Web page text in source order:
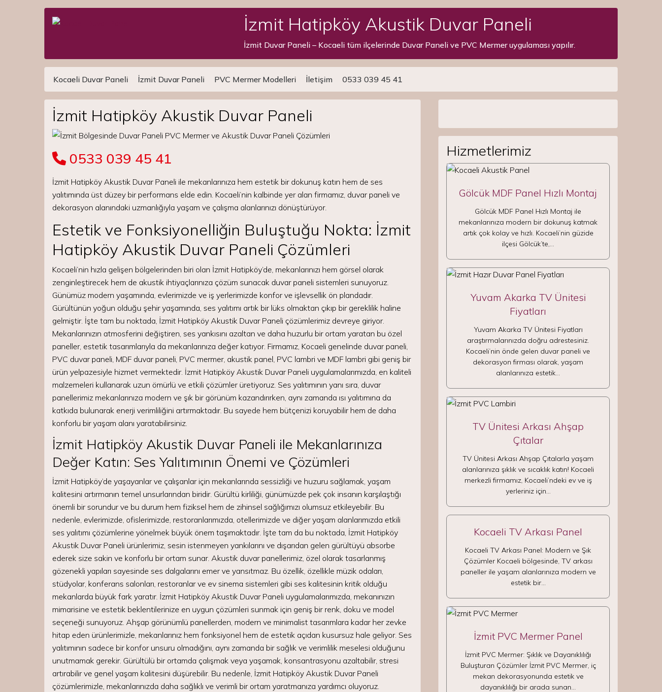
İzmit Hatipköy Akustik Duvar Paneli
İzmit Duvar Paneli – Kocaeli tüm ilçelerinde Duvar Paneli ve PVC Mermer uygulaması yapılır.
Main Navigation
Kocaeli Duvar Paneli İzmit Duvar Paneli PVC Mermer Modelleri İletişim 0533 039 45 41
İzmit Hatipköy Akustik Duvar Paneli
0533 039 45 41
İzmit Hatipköy Akustik Duvar Paneli ile mekanlarınıza hem estetik bir dokunuş katın hem de ses
yalıtımında üst düzey bir performans elde edin. Kocaeli’nin kalbinde yer alan firmamız, duvar paneli ve
dekorasyon alanındaki uzmanlığıyla yaşam ve çalışma alanlarınızı dönüştürüyor.
Estetik ve Fonksiyonelliğin Buluştuğu Nokta: İzmit
Hatipköy Akustik Duvar Paneli Çözümleri
Kocaeli’nin hızla gelişen bölgelerinden biri olan İzmit Hatipköy’de, mekanlarınızı hem görsel olarak
zenginleştirecek hem de akustik ihtiyaçlarınıza çözüm sunacak duvar paneli sistemleri sunuyoruz.
Günümüz modern yaşamında, evlerimizde ve iş yerlerimizde konfor ve işlevsellik ön plandadır.
Gürültünün yoğun olduğu şehir yaşamında, ses yalıtımı artık bir lüks olmaktan çıkıp bir gereklilik haline
gelmiştir. İşte tam bu noktada, İzmit Hatipköy Akustik Duvar Paneli çözümlerimiz devreye giriyor.
Mekanlarınızın atmosferini değiştiren, ses yankısını azaltan ve daha huzurlu bir ortam yaratan bu özel
paneller, estetik tasarımlarıyla da mekanlarınıza değer katıyor. Firmamız, Kocaeli genelinde duvar paneli,
PVC duvar paneli, MDF duvar paneli, PVC mermer, akustik panel, PVC lambri ve MDF lambri gibi geniş bir
ürün yelpazesiyle hizmet vermektedir. İzmit Hatipköy Akustik Duvar Paneli uygulamalarımızda, en kaliteli
malzemeleri kullanarak uzun ömürlü ve etkili çözümler üretiyoruz. Ses yalıtımının yanı sıra, duvar
panellerimiz mekanlarınıza modern ve şık bir görünüm kazandırırken, aynı zamanda ısı yalıtımına da
katkıda bulunarak enerji verimliliğini artırmaktadır. Bu sayede hem bütçenizi koruyabilir hem de daha
konforlu bir yaşam alanı yaratabilirsiniz.
İzmit Hatipköy Akustik Duvar Paneli ile Mekanlarınıza
Değer Katın: Ses Yalıtımının Önemi ve Çözümleri
İzmit Hatipköy’de yaşayanlar ve çalışanlar için mekanlarında sessizliği ve huzuru sağlamak, yaşam
kalitesini artırmanın temel unsurlarından biridir. Gürültü kirliliği, günümüzde pek çok insanın karşılaştığı
önemli bir sorundur ve bu durum hem fiziksel hem de zihinsel sağlığımızı olumsuz etkileyebilir. Bu
nedenle, evlerimizde, ofislerimizde, restoranlarımızda, otellerimizde ve diğer yaşam alanlarımızda etkili
ses yalıtımı çözümlerine yönelmek büyük önem taşımaktadır. İşte tam da bu noktada, İzmit Hatipköy
Akustik Duvar Paneli ürünlerimiz, sesin istenmeyen yankılarını ve dışarıdan gelen gürültüyü absorbe
ederek size sakin ve konforlu bir ortam sunar. Akustik duvar panellerimiz, özel olarak tasarlanmış
gözenekli yapıları sayesinde ses dalgalarını emer ve yansıtmaz. Bu özellik, özellikle müzik odaları,
stüdyolar, konferans salonları, restoranlar ve ev sinema sistemleri gibi ses kalitesinin kritik olduğu
mekanlarda büyük fark yaratır. İzmit Hatipköy Akustik Duvar Paneli uygulamalarımızda, mekanınızın
mimarisine ve estetik beklentilerinize en uygun çözümleri sunmak için geniş bir renk, doku ve model
seçeneği sunuyoruz. Ahşap görünümlü panellerden, modern ve minimalist tasarımlara kadar her zevke
hitap eden ürünlerimizle, mekanlarınız hem fonksiyonel hem de estetik açıdan kusursuz hale geliyor. Ses
yalıtımının sadece bir konfor unsuru olmadığını, aynı zamanda bir sağlık ve verimlilik meselesi olduğunu
unutmamak gerekir. Gürültülü bir ortamda çalışmak veya yaşamak, konsantrasyonu azaltabilir, stresi
artırabilir ve genel yaşam kalitesini düşürebilir. Bu nedenle, İzmit Hatipköy Akustik Duvar Paneli
çözümlerimizle, mekanlarınızda daha sağlıklı ve verimli bir ortam yaratmanıza yardımcı oluyoruz.
Hizmetlerimiz
Gölcük MDF Panel Hızlı Montaj
Gölcük MDF Panel Hızlı Montaj ile
mekanlarınıza modern bir dokunuş katmak
artık çok kolay ve hızlı. Kocaeli’nin güzide
ilçesi Gölcük’te,…
Yuvam Akarka TV Ünitesi
Fiyatları
Yuvam Akarka TV Ünitesi Fiyatları
araştırmalarınızda doğru adrestesiniz.
Kocaeli’nin önde gelen duvar paneli ve
dekorasyon firması olarak, yaşam
alanlarınıza estetik…
TV Ünitesi Arkası Ahşap
Çıtalar
TV Ünitesi Arkası Ahşap Çıtalarla yaşam
alanlarınıza şıklık ve sıcaklık katın! Kocaeli
merkezli firmamız, Kocaeli’ndeki ev ve iş
yerleriniz için…
Kocaeli TV Arkası Panel
Kocaeli TV Arkası Panel: Modern ve Şık
Çözümler Kocaeli bölgesinde, TV arkası
paneller ile yaşam alanlarınıza modern ve
estetik bir…
İzmit PVC Mermer Panel
İzmit PVC Mermer: Şıklık ve Dayanıklılığı
Buluşturan Çözümler İzmit PVC Mermer, iç
mekan dekorasyonunda estetik ve
dayanıklılığı bir arada sunan…